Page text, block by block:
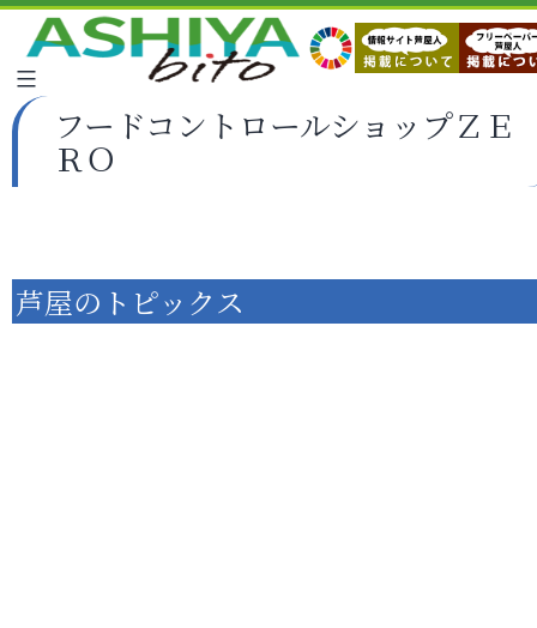
フードコントロールショップＺＥ
ＲＯ
芦屋のトピックス